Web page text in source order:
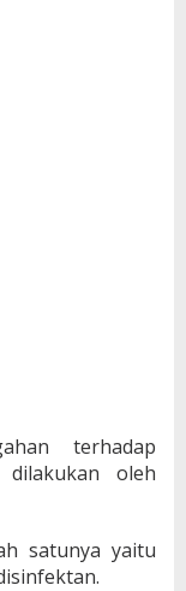
terhadap
oleh
satunya yaitu